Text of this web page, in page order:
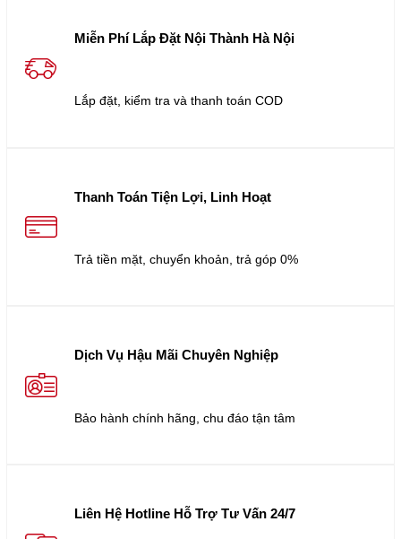
Miễn Phí Lắp Đặt Nội Thành Hà Nội
Lắp đặt, kiểm tra và thanh toán COD
Thanh Toán Tiện Lợi, Linh Hoạt
Trả tiền mặt, chuyển khoản, trả góp 0%
Dịch Vụ Hậu Mãi Chuyên Nghiệp
Bảo hành chính hãng, chu đáo tận tâm
Liên Hệ Hotline Hỗ Trợ Tư Vấn 24/7